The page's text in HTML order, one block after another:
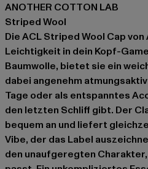
ANOTHER COTTON LAB
Striped Wool
Die ACL Striped Wool Cap
Leichtigkeit in dein Kopf-
Baumwolle, bietet sie ein
dabei angenehm
Tage oder als entspanntes
den letzten Schliff gibt. Der
bequem an und liefert
Vibe, der das Label
den unaufgeregten